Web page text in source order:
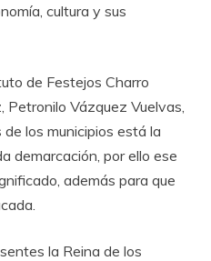
cultura y sus
de Festejos Charro
Petronilo Vázquez Vuelvas,
los municipios está la
demarcación, por ello ese
además para que
la Reina de los